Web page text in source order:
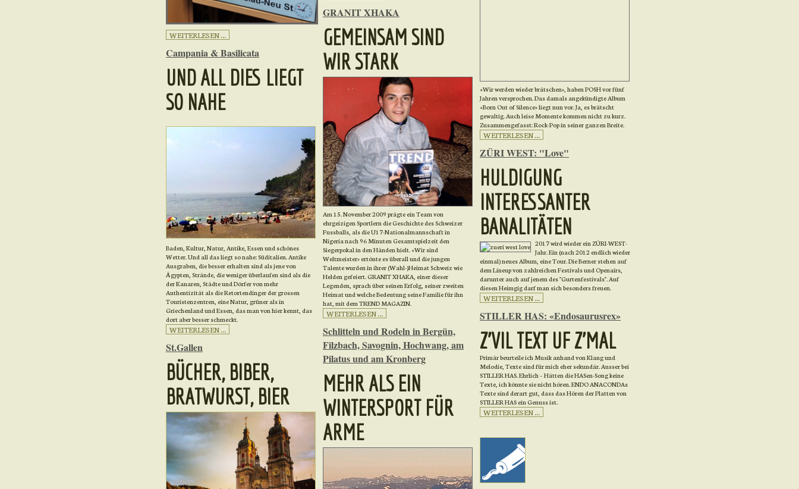
WEITERLESEN ...
Campania & Basilicata
UND ALL DIES LIEGT
SO NAHE
Baden, Kultur, Natur, Antike, Essen und schönes
Wetter. Und all das liegt so nahe: Süditalien. Antike
Ausgraben, die besser erhalten sind als jene von
Ägypten, Strände, die weniger überlaufen sind als die
der Kanaren, Städte und Dörfer von mehr
Authentizität als die Retortendinger der grossen
Touristenzentren, eine Natur, grüner als in
Griechenland und Essen, das man von hier kennt, das
dort aber besser schmeckt.
WEITERLESEN ...
St.Gallen
BÜCHER, BIBER,
BRATWURST, BIER
GRANIT XHAKA
GEMEINSAM SIND
WIR STARK
Am 15. November 2009 prägte ein Team von
ehrgeizigen Sportlern die Geschichte des Schweizer
Fussballs, als die U17-Nationalmannschaft in
Nigeria nach 96 Minuten Gesamtspielzeit den
Siegerpokal in den Händen hielt. «Wir sind
Weltmeister» ertönte es überall und die jungen
Talente wurden in ihrer (Wahl-)Heimat Schweiz wie
Helden gefeiert. GRANIT XHAKA, einer dieser
Legenden, sprach über seinen Erfolg, seiner zweiten
Heimat und welche Bedeutung seine Familie für ihn
hat, mit dem TREND MAGAZIN.
WEITERLESEN ...
Schlitteln und Rodeln in Bergün,
Filzbach, Savognin, Hochwang, am
Pilatus und am Kronberg
MEHR ALS EIN
WINTERSPORT FÜR
ARME
«Wir werden wieder brätschen», haben POSH vor fünf
Jahren versprochen. Das damals angekündigte Album
«Born Out of Silence» liegt nun vor. Ja, es brätscht
gewaltig. Auch leise Momente kommen nicht zu kurz.
Zusammengefasst: Rock-Pop in seiner ganzen Breite.
WEITERLESEN ...
ZÜRI WEST: "Love"
HULDIGUNG
INTERESSANTER
BANALITÄTEN
2017 wird wieder ein ZÜRI-WEST-
Jahr. Ein (nach 2012 endlich wieder
einmal) neues Album, eine Tour. Die Berner stehen auf
dem Lineup von zahlreichen Festivals und Openairs,
darunter auch auf jenem des "Gurtenfestivals". Auf
diesen Heimgig darf man sich besonders freuen.
WEITERLESEN ...
STILLER HAS: «Endosaurusrex»
Z'VIL TEXT UF Z'MAL
Primär beurteile ich Musik anhand von Klang und
Melodie, Texte sind für mich eher sekundär. Ausser bei
STILLER HAS. Ehrlich – Hätten die HASen-Song keine
Texte, ich könnte sie nicht hören. ENDO ANACONDAs
Texte sind derart gut, dass das Hören der Platten von
STILLER HAS ein Genuss ist.
WEITERLESEN ...